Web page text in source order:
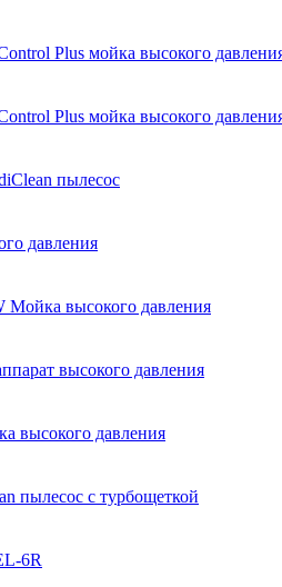
Plus мойка высокого
Plus мойка высокого
пылесос
давления
Мойка высокого давления
высокого давления
высокого давления
пылесос с турбощеткой
6R